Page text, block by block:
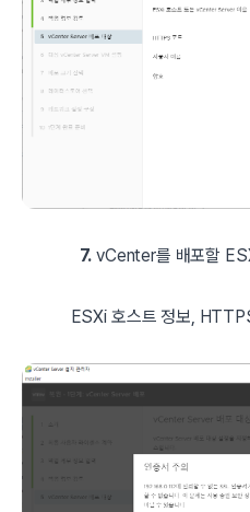
7. vCenter를 배포할
ESXi 호스트 정보,